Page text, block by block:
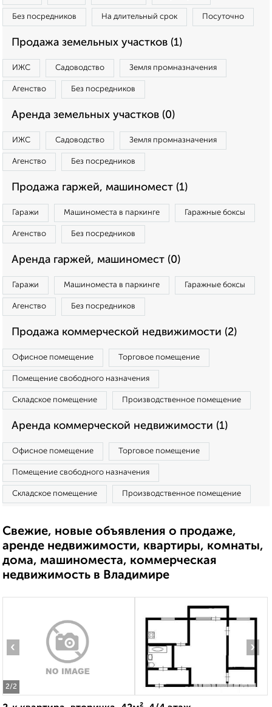
Без посредников На длительный срок Посуточно
Продажа земельных участков (1)
ИЖС Садоводство Земля промназначения
Агенство Без посредников
Аренда земельных участков (0)
ИЖС Садоводство Земля промназначения
Агенство Без посредников
Продажа гаржей, машиномест (1)
Гаражи Машиноместа в паркинге Гаражные боксы
Агенство Без посредников
Аренда гаржей, машиномест (0)
Гаражи Машиноместа в паркинге Гаражные боксы
Агенство Без посредников
Продажа коммерческой недвижимости (2)
Офисное помещение Торговое помещение
Помещение свободного назначения
Складское помещение Производственное помещение
Аренда коммерческой недвижимости (1)
Офисное помещение Торговое помещение
Помещение свободного назначения
Складское помещение Производственное помещение
Свежие, новые объявления о продаже,
аренде недвижимости, квартиры, комнаты,
дома, машиноместа, коммерческая
недвижимость в Владимире
2/2
‹ ›